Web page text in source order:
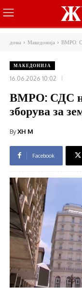
дома Македонија ВМРО:
МАКЕДОНИЈА
16.06.2026 10:02
ВМРО: СДС
зборува за
ByXH M
Facebook